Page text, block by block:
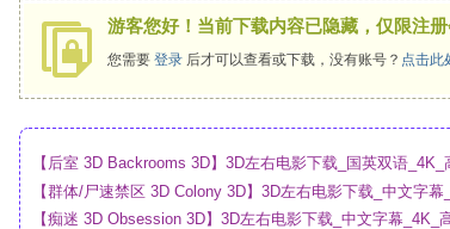
游客您好！当前下载内容已隐藏，仅限注
您需要 登录 后才可以查看或下载，没有账号？ 点击此
【后室 3D Backrooms 3D】3D左右电影下载_国英双语
【群体/尸速禁区 3D Colony 3D】3D左右电影下载_中文字
盘
【痴迷 3D Obsession 3D】3D左右电影下载_中文字幕_4K_